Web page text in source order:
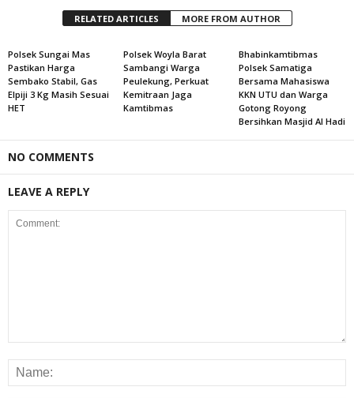
RELATED ARTICLES MORE FROM AUTHOR
Polsek Sungai Mas
Pastikan Harga
Sembako Stabil, Gas
Elpiji 3 Kg Masih Sesuai
HET
Polsek Woyla Barat
Sambangi Warga
Peulekung, Perkuat
Kemitraan Jaga
Kamtibmas
Bhabinkamtibmas
Polsek Samatiga
Bersama Mahasiswa
KKN UTU dan Warga
Gotong Royong
Bersihkan Masjid Al Hadi
NO COMMENTS
LEAVE A REPLY